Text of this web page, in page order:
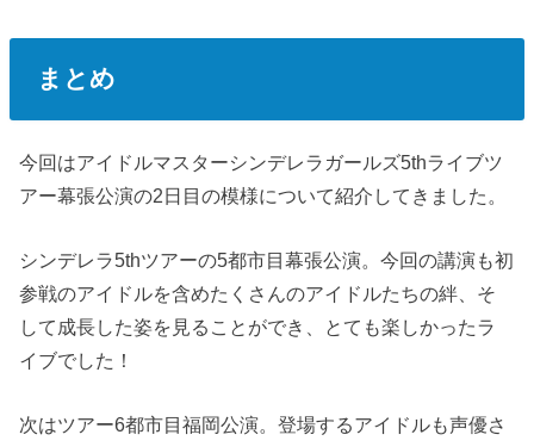
まとめ
今回はアイドルマスターシンデレラガールズ5thライブツ
アー幕張公演の2日目の模様について紹介してきました。
シンデレラ5thツアーの5都市目幕張公演。今回の講演も初
参戦のアイドルを含めたくさんのアイドルたちの絆、そ
して成長した姿を見ることができ、とても楽しかったラ
イブでした！
次はツアー6都市目福岡公演。登場するアイドルも声優さ